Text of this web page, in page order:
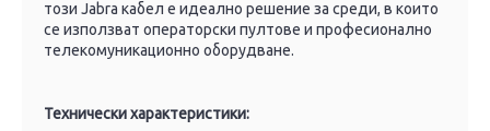
този Jabra кабел е идеално решение за среди, в които
се използват операторски пултове и професионално
телекомуникационно оборудване.
Технически характеристики: